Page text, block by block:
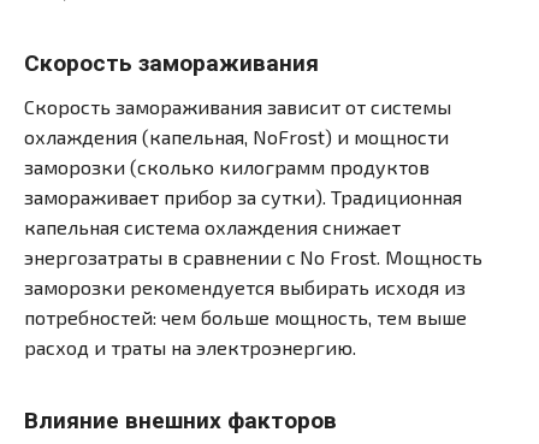
Скорость замораживания
Скорость замораживания зависит от системы
охлаждения (капельная, NoFrost) и мощности
заморозки (сколько килограмм продуктов
замораживает прибор за сутки). Традиционная
капельная система охлаждения снижает
энергозатраты в сравнении с No Frost. Мощность
заморозки рекомендуется выбирать исходя из
потребностей: чем больше мощность, тем выше
расход и траты на электроэнергию.
Влияние внешних факторов